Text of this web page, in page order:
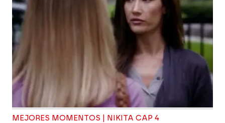
MEJORES MOMENTOS | NIKITA CAP 4